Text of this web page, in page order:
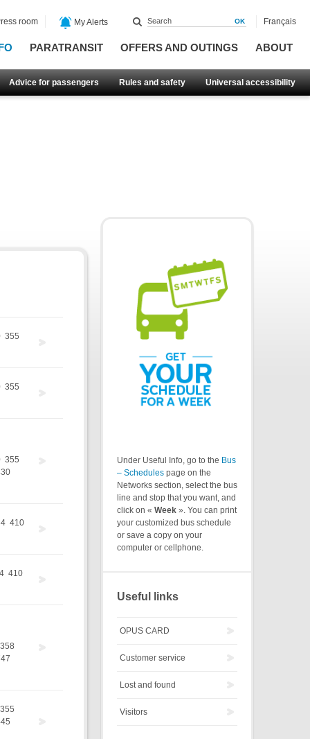
PARATRANSIT OFFERS AND OUTINGS ABOUT
Advice for passengers Rules and safety Universal accessibility
room My Alerts Français
355
355
355
410
410
358
355
Under Useful Info, go to the Bus
– Schedules page on the
Networks section, select the bus
line and stop that you want, and
click on « Week ». You can print
your customized bus schedule
or save a copy on your
computer or cellphone.
Useful links
OPUS CARD
Customer service
Lost and found
Visitors